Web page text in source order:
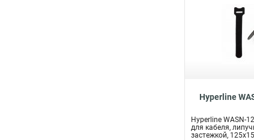
Hyperline
Hyperline WASN-
для кабеля,
застежкой,